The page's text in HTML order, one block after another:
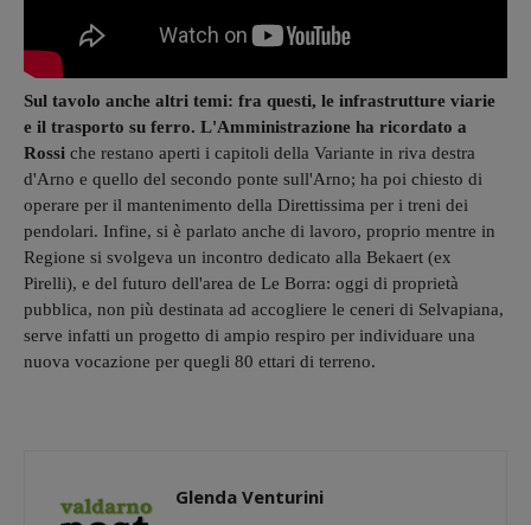
Sul tavolo anche altri temi: fra questi, le infrastrutture viarie
e il trasporto su ferro. L'Amministrazione ha ricordato a
Rossi che restano aperti i capitoli della Variante in riva destra
d'Arno e quello del secondo ponte sull'Arno; ha poi chiesto di
operare per il mantenimento della Direttissima per i treni dei
pendolari. Infine, si è parlato anche di lavoro, proprio mentre in
Regione si svolgeva un incontro dedicato alla Bekaert (ex
Pirelli), e del futuro dell'area de Le Borra: oggi di proprietà
pubblica, non più destinata ad accogliere le ceneri di Selvapiana,
serve infatti un progetto di ampio respiro per individuare una
nuova vocazione per quegli 80 ettari di terreno.
Glenda Venturini